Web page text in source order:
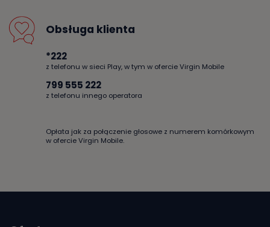
Obsługa klienta
*222
z telefonu w sieci Play, w tym w ofercie Virgin Mobile
799 555 222
z telefonu innego operatora
Opłata jak za połączenie głosowe z numerem komórkowym
w ofercie Virgin Mobile.